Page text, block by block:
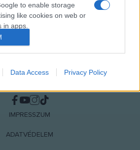
to enable storage
like cookies on web or
in apps.
user data to be sent to
to send me
to enable storage
like cookies on web or
Data Access Privacy Policy
IMPRESSZUM
ADATVÉDELEM